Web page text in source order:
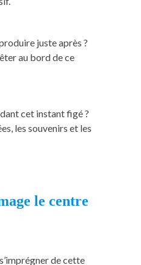
juste après ?
au bord de ce
cet instant figé ?
les souvenirs et les
le centre
de cette